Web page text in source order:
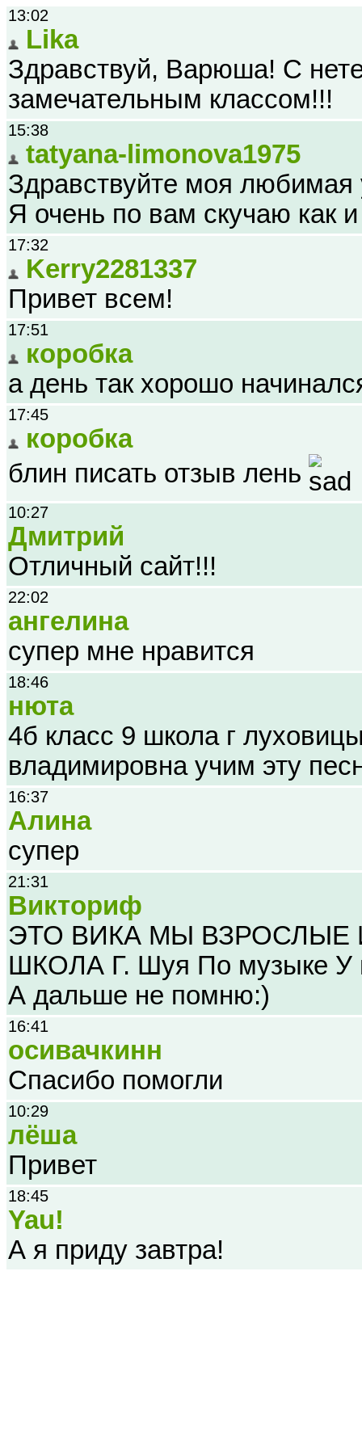
13:02
Lika
Здравствуй, Варюша! С
замечательным классом!!!
15:38
tatyana-limonova1975
Здравствуйте моя
Я очень по вам скучаю как
17:32
Kerry2281337
Привет всем!
17:51
коробка
а день так хорошо
17:45
коробка
блин писать отзыв лень
10:27
Дмитрий
Отличный сайт!!!
22:02
ангелина
супер мне нравится
18:46
нюта
4б класс 9 школа г
владимировна учим эту
16:37
Алина
супер
21:31
Викториф
ЭТО ВИКА МЫ ВЗРОСЛЫЕ
ШКОЛА Г. Шуя По музыке У
А дальше не помню:)
16:41
осивачкинн
Спасибо помогли
10:29
лёша
Привет
18:45
Yau!
А я приду завтра!